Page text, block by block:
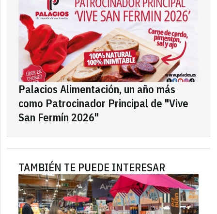
Palacios Alimentación, un año más
como Patrocinador Principal de "Vive
San Fermín 2026"
TAMBIÉN TE PUEDE INTERESAR